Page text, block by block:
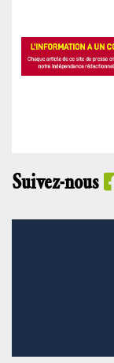
Suivez-nous